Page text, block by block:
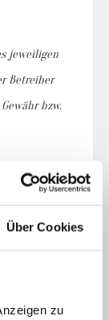
Über Cookies
zu
jeweiligen
Betreiber
bzw.